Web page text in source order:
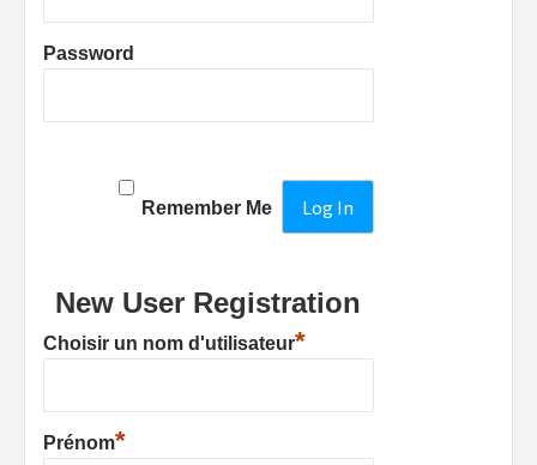
Password
Remember Me
New User Registration
Choisir un nom d'utilisateur*
Prénom*